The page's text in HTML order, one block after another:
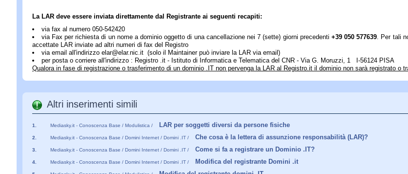
La LAR deve essere inviata direttamente dal Registrante ai seguenti recapiti:
via fax al numero 050-542420
via Fax per richiesta di un nome a dominio oggetto di una cancellazione nei 7 (sette) giorni precedenti +39 050 577639. Per tali
accettate LAR inviate ad altri numeri di fax del Registro
via email all'indirizzo elar@elar.nic.it (solo il Maintainer può inviare la LAR via email)
per posta o corriere all'indirizzo : Registro .it - Istituto di Informatica e Telematica del CNR - Via G. Moruzzi, 1 I-56124 PISA
Qualora in fase di registrazione o trasferimento di un dominio .IT non pervenga la LAR al Registro.it il dominio non sarà registrato o
Altri inserimenti simili
1. Mediasky.it - Conoscenza Base / Modulistica / LAR per soggetti diversi da persone fisiche
2. Mediasky.it - Conoscenza Base / Domini Internet / Domini .IT / Che cosa è la lettera di assunzione responsabilità (LAR)?
3. Mediasky.it - Conoscenza Base / Domini Internet / Domini .IT / Come si fa a registrare un Dominio .IT?
4. Mediasky.it - Conoscenza Base / Domini Internet / Domini .IT / Modifica del registrante Domini .it